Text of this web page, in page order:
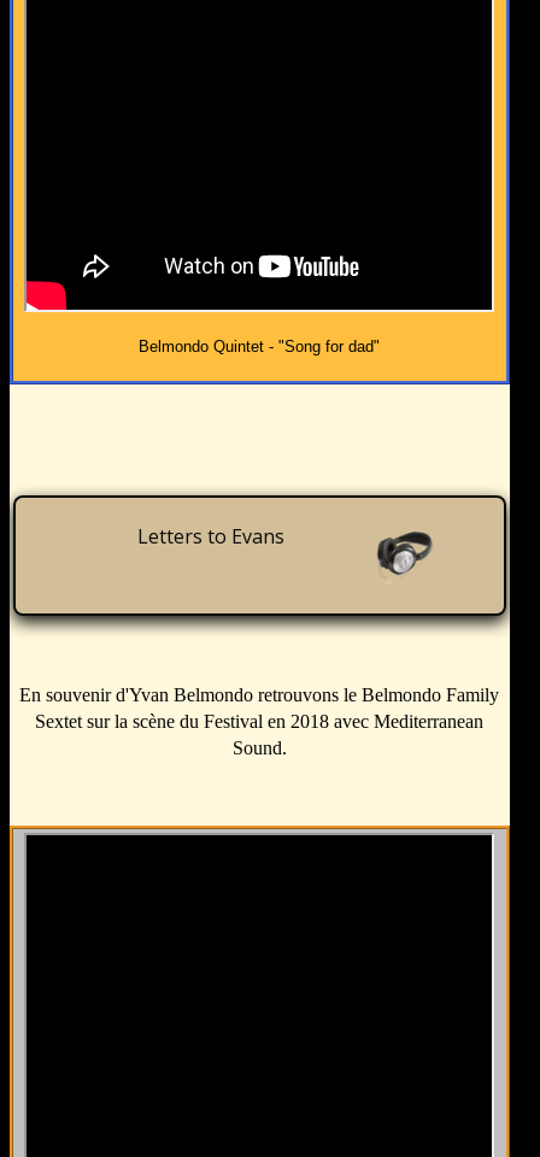
Belmondo Quintet - "Song for dad"
Letters to Evans
En souvenir d'Yvan Belmondo retrouvons le Belmondo Family
Sextet sur la scène du Festival en 2018 avecMediterranean
Sound.